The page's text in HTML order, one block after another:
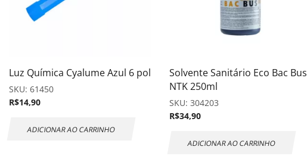
Luz Química Cyalume Azul 6 pol
SKU: 61450
R$14,90
ADICIONAR AO CARRINHO
Solvente Sanitário Eco Bac Bus
NTK 250ml
SKU: 304203
R$34,90
ADICIONAR AO CARRINHO